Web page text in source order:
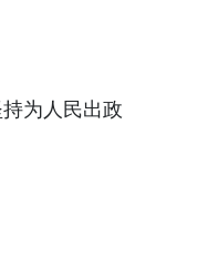
为人民出政